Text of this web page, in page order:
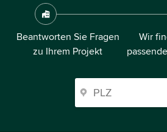
Beantworten Sie Fragen
zu Ihrem Projekt
Wir